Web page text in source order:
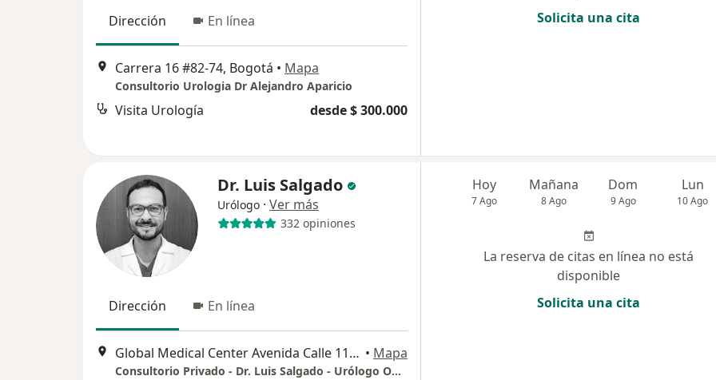
Dirección En línea
Carrera 16 #82-74, Bogotá • Mapa
Consultorio Urologia Dr Alejandro Aparicio
Visita Urología desde $ 300.000
Solicita una cita
Dr. Luis Salgado
Urólogo · Ver más
332 opiniones
Dirección En línea
Global Medical Center Avenida Calle 116 # 9-72 Consultorio 712, Bogotá • Mapa
Consultorio Privado - Dr. Luis Salgado - Urólogo Oncólogo
Hoy
7 Ago
Mañana
8 Ago
Dom
9 Ago
Lun
10 Ago
La reserva de citas en línea no está
disponible
Solicita una cita